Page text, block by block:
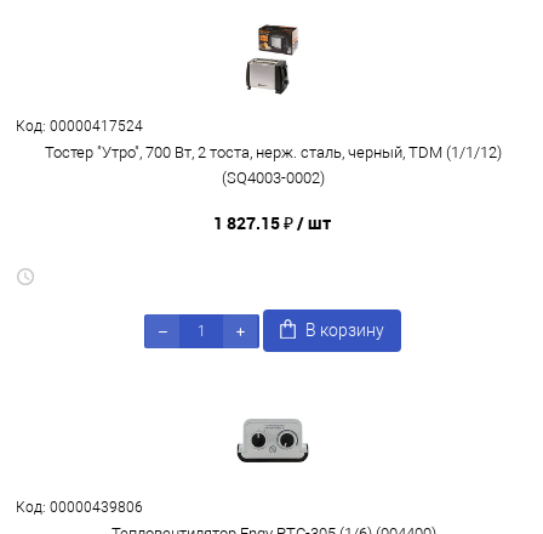
Код: 00000417524
Тостер "Утро", 700 Вт, 2 тоста, нерж. сталь, черный, TDM (1/1/12)
(SQ4003-0002)
1 827.15 ₽/ шт
В корзину
Код: 00000439806